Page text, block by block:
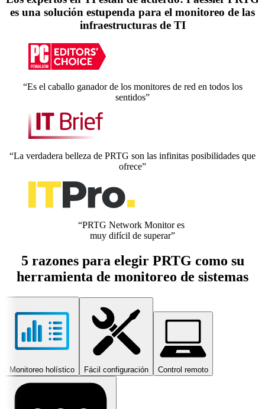
es una solución estupenda para el monitoreo de las
infraestructuras de TI
“Es el caballo ganador de los monitores de red en todos los
sentidos”
“La verdadera belleza de PRTG son las infinitas posibilidades que
ofrece”
“PRTG Network Monitor es
muy difícil de superar”
5 razones para elegir PRTG como su
herramienta de monitoreo de sistemas
Monitoreo holístico Fácil configuración Control remoto